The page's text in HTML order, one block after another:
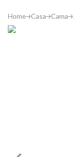
Home Casa Cama